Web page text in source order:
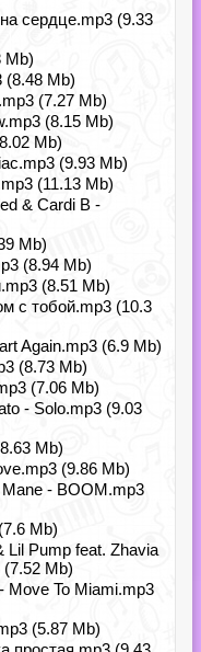
сердце.mp3 (9.33
Mb)
(8.48 Mb)
(7.27 Mb)
(8.15 Mb)
Mb)
(9.93 Mb)
(11.13 Mb)
& Cardi B -
Mb)
(8.94 Mb)
(8.51 Mb)
с тобой.mp3 (10.3
Again.mp3 (6.9 Mb)
(8.73 Mb)
(7.06 Mb)
- Solo.mp3 (9.03
Mb)
(9.86 Mb)
- BOOM.mp3
Mb)
Lil Pump feat. Zhavia
(7.52 Mb)
Move To Miami.mp3
(5.87 Mb)